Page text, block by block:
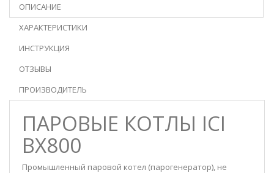
ОПИСАНИЕ
ХАРАКТЕРИСТИКИ
ИНСТРУКЦИЯ
ОТЗЫВЫ
ПРОИЗВОДИТЕЛЬ
ПАРОВЫЕ КОТЛЫ ICI
BX800
Промышленный паровой котел (парогенератор), не